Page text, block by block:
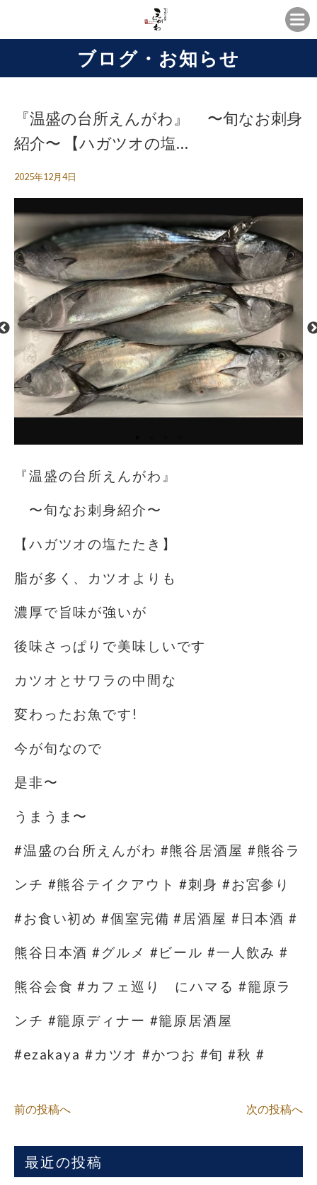
ブログ・お知らせ
『温盛の台所えんがわ』 〜旬なお刺身
紹介〜 【ハガツオの塩…
2025年12月4日
『温盛の台所えんがわ』
〜旬なお刺身紹介〜
【ハガツオの塩たたき】
脂が多く、カツオよりも
濃厚で旨味が強いが
後味さっぱりで美味しいです
カツオとサワラの中間な
変わったお魚です!
今が旬なので
是非〜
うまうま〜
#温盛の台所えんがわ #熊谷居酒屋 #熊谷ラ
ンチ #熊谷テイクアウト #刺身 #お宮参り
#お食い初め #個室完備 #居酒屋 #日本酒 #
熊谷日本酒 #グルメ #ビール #一人飲み #
熊谷会食 #カフェ巡り にハマる #籠原ラ
ンチ #籠原ディナー #籠原居酒屋
#ezakaya #カツオ #かつお #旬 #秋 #
前の投稿へ 次の投稿へ
最近の投稿